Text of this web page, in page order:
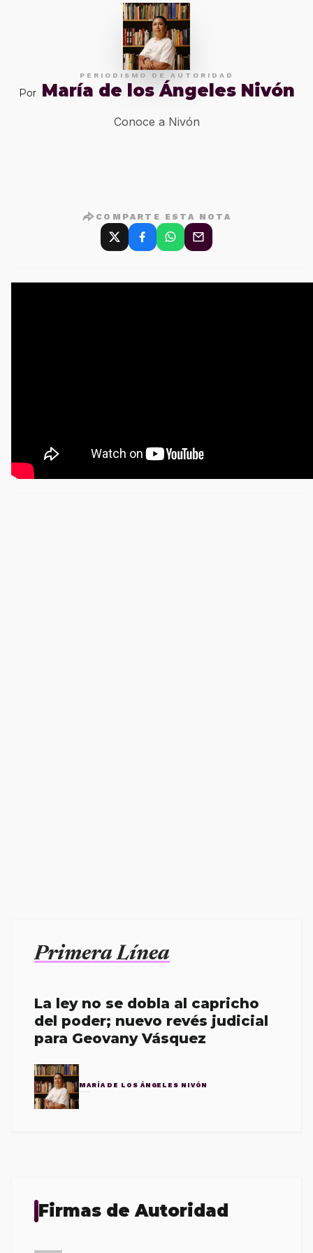
PERIODISMO DE AUTORIDAD
Por María de los Ángeles Nivón
Conoce a Nivón
COMPARTE ESTA NOTA
Primera Línea
La ley no se dobla al capricho
del poder; nuevo revés judicial
para Geovany Vásquez
MARÍA DE LOS ÁNGELES NIVÓN
Firmas de Autoridad